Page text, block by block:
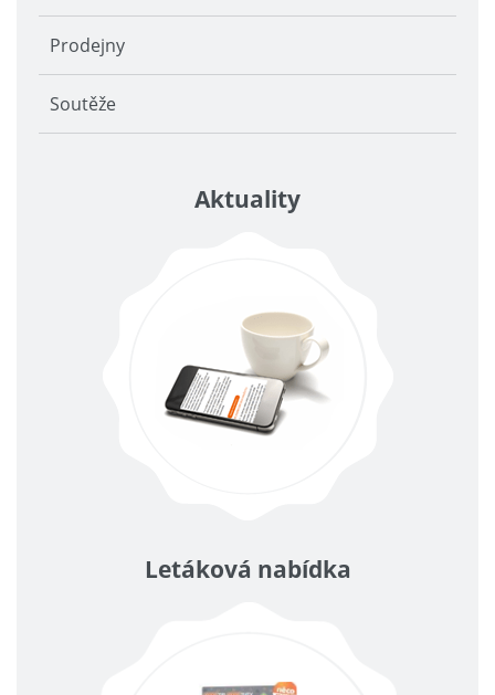
Prodejny
Soutěže
Aktuality
Letáková nabídka